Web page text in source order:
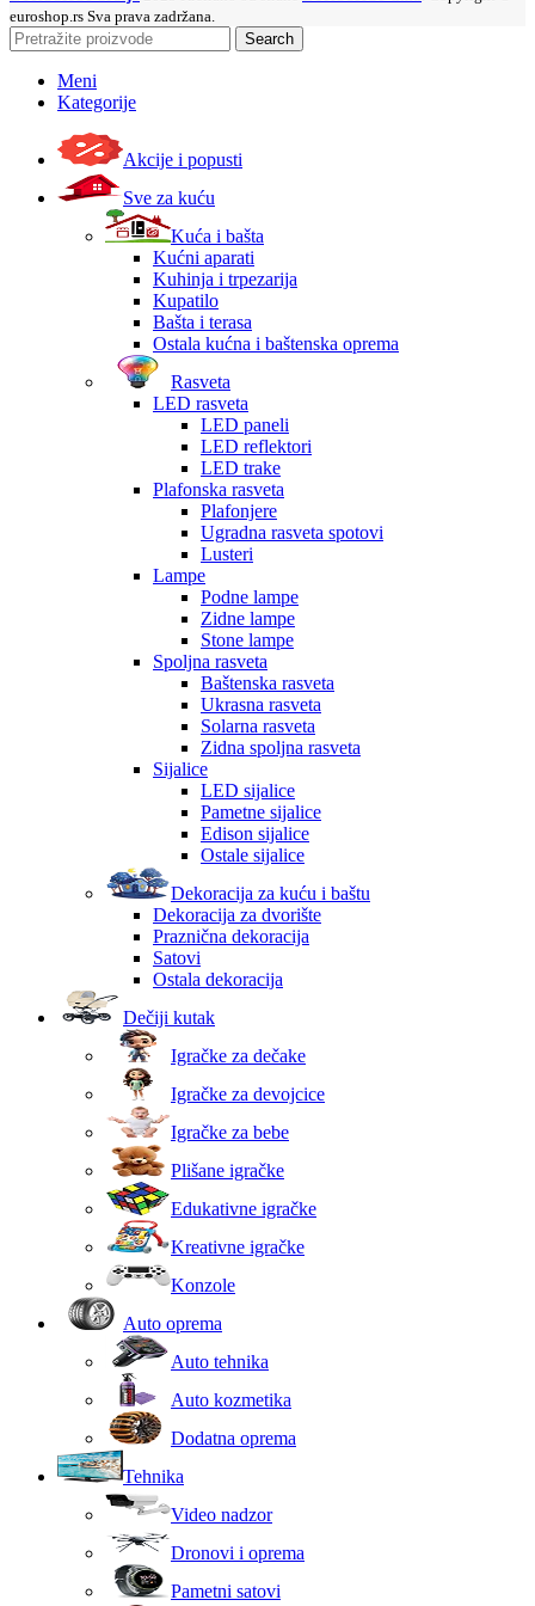
euroshop.rs Sva prava zadržana.
Search
Meni
Kategorije
Akcije i popusti
Sve za kuću
Kuća i bašta
Kućni aparati
Kuhinja i trpezarija
Kupatilo
Bašta i terasa
Ostala kućna i baštenska oprema
Rasveta
LED rasveta
LED paneli
LED reflektori
LED trake
Plafonska rasveta
Plafonjere
Ugradna rasveta spotovi
Lusteri
Lampe
Podne lampe
Zidne lampe
Stone lampe
Spoljna rasveta
Baštenska rasveta
Ukrasna rasveta
Solarna rasveta
Zidna spoljna rasveta
Sijalice
LED sijalice
Pametne sijalice
Edison sijalice
Ostale sijalice
Dekoracija za kuću i baštu
Dekoracija za dvorište
Praznična dekoracija
Satovi
Ostala dekoracija
Dečiji kutak
Igračke za dečake
Igračke za devojcice
Igračke za bebe
Plišane igračke
Edukativne igračke
Kreativne igračke
Konzole
Auto oprema
Auto tehnika
Auto kozmetika
Dodatna oprema
Tehnika
Video nadzor
Dronovi i oprema
Pametni satovi